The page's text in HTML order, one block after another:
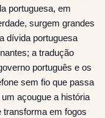
portuguesa, em
surgem grandes
dívida portuguesa
a tradução
português e os
sem fio que passa
açougue a história
transforma em fogos